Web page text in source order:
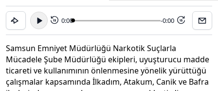
15 0:00 -0:00 15
Samsun Emniyet Müdürlüğü Narkotik Suçlarla
Mücadele Şube Müdürlüğü ekipleri, uyuşturucu madde
ticareti ve kullanımının önlenmesine yönelik yürüttüğü
çalışmalar kapsamında İlkadım, Atakum, Canik ve Bafra